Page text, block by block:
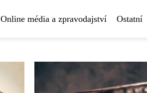
Online média a zpravodajství Ostatní